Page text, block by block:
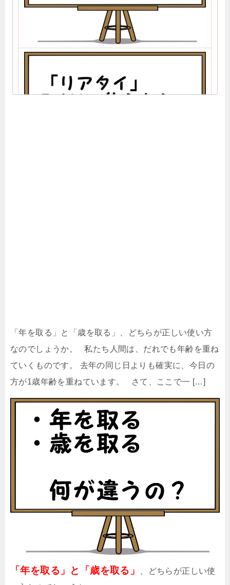
「年を取る」と「歳を取る」、どちらが正しい使い方
なのでしょうか。 私たち人間は、だれでも年齢を重ね
ていくものです。 去年の同じ日よりも確実に、今日の
方が1歳年齢を重ねています。 さて、ここで一 […]
「年を取る」と「歳を取る」
、どちらが正しい使